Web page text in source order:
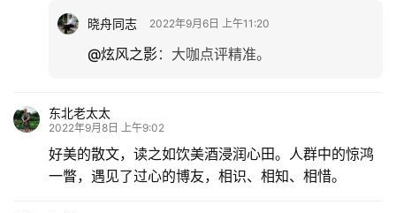
晓舟同志 2022年9月6日 上午11:20
@炫风之影： 大咖点评精准。
东北老太太
2022年9月8日 上午9:02
好美的散文，读之如饮美酒浸润心田。人群中的惊鸿
一瞥，遇见了过心的博友，相识、相知、相惜。